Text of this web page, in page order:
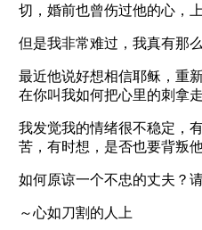
切，婚前也曾伤过他的心，
但是我非常难过，我真有那
最近他说好想相信耶稣，重
在你叫我如何把心里的刺拿
我发觉我的情绪很不稳定，
苦，有时想，是否也要背叛
如何原谅一个不忠的丈夫？
～心如刀割的人上